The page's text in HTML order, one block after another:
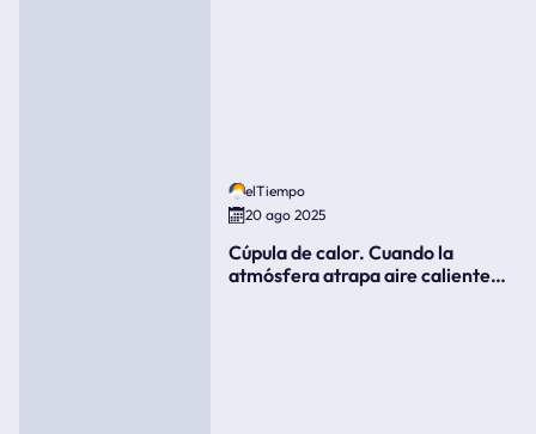
elTiempo
20 ago 2025
Cúpula de calor. Cuando la
atmósfera atrapa aire caliente